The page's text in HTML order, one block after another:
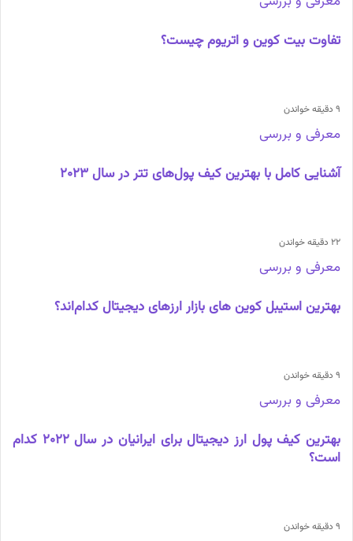
تفاوت بیت کوین و اتریوم چیست؟
9 دقیقه خواندن
معرفی و بررسی
آشنایی کامل با بهترین کیف پول‌های تتر در سال 2023
22 دقیقه خواندن
معرفی و بررسی
بهترین استیبل کوین های بازار ارزهای دیجیتال کدام‌اند؟
9 دقیقه خواندن
معرفی و بررسی
بهترین کیف پول ارز دیجیتال برای ایرانیان در سال 2022 کدام
است؟
9 دقیقه خواندن